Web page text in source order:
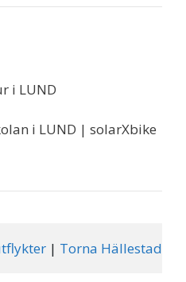
i LUND
i LUND | solarXbike
| Torna Hällestad